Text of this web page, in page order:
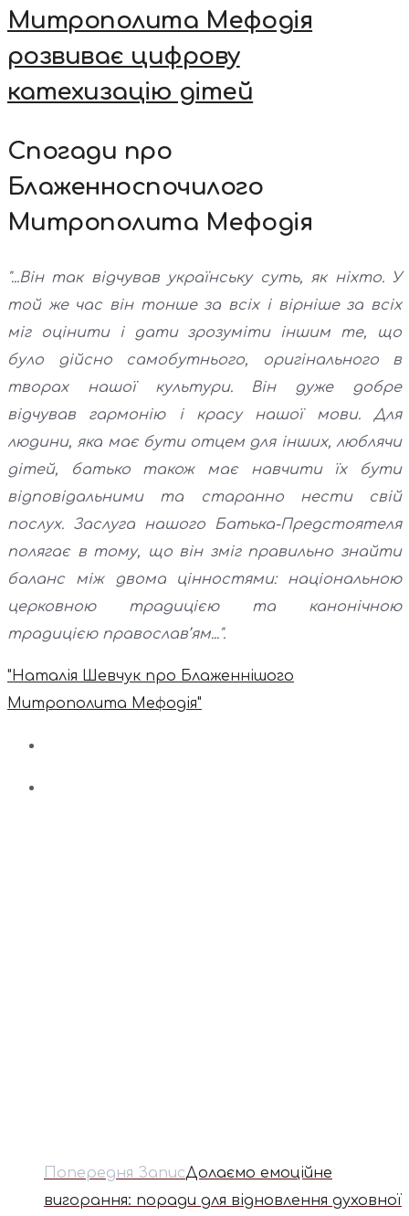
Митрополита Мефодія
розвиває цифрову
катехизацію дітей
Спогади про
Блаженноспочилого
Митрополита Мефодія
"...Він так відчував українську суть, як ніхто. У
той же час він тонше за всіх і вірніше за всіх
міг оцінити і дати зрозуміти іншим те, що
було дійсно самобутнього, оригінального в
творах нашої культури. Він дуже добре
відчував гармонію і красу нашої мови. Для
людини, яка має бути отцем для інших, люблячи
дітей, батько також має навчити їх бути
відповідальними та старанно нести свій
послух. Заслуга нашого Батька-Предстоятеля
полягає в тому, що він зміг правильно знайти
баланс між двома цінностями: національною
церковною традицією та канонічною
традицією православ’ям...".
"Наталія Шевчук про Блаженнішого
Митрополита Мефодія"
Попередня ЗаписДолаємо емоційне
вигорання: поради для відновлення духовної